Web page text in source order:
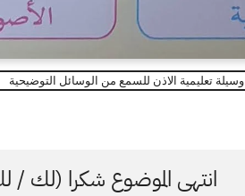
وسيلة تعليمية الاذن للسمع من الوسائل التوضيحية
انتهى الموضوع شكرا (لك /